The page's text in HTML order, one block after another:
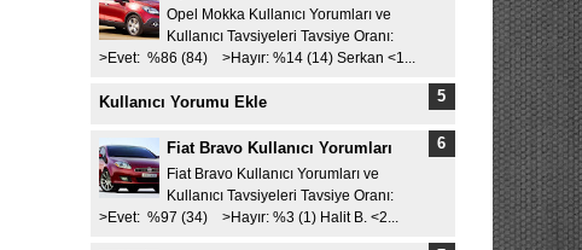
Opel Mokka Kullanıcı Yorumları ve
Kullanıcı Tavsiyeleri Tavsiye Oranı:
>Evet: %86 (84) >Hayır: %14 (14) Serkan <1...
Kullanıcı Yorumu Ekle
Fiat Bravo Kullanıcı Yorumları
Fiat Bravo Kullanıcı Yorumları ve
Kullanıcı Tavsiyeleri Tavsiye Oranı:
>Evet: %97 (34) >Hayır: %3 (1) Halit B. <2...